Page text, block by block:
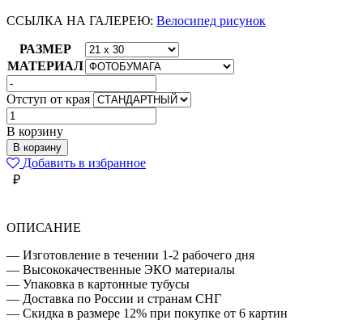
ССЫЛКА НА ГАЛЕРЕЮ: Велосипед рисунок
РАЗМЕР
МАТЕРИАЛ
Отступ от края
Количество
товара
ЖИЗНЬ
ЛУЧШЕ
С
БАЙКОМ
В корзину
В корзину
Добавить в избранное
₽
ОПИСАНИЕ
— Изготовление в течении 1-2 рабочего дня
— Высококачественные ЭКО материалы
— Упаковка в картонные тубусы
— Доставка по России и странам СНГ
— Скидка в размере 12% при покупке от 6 картин